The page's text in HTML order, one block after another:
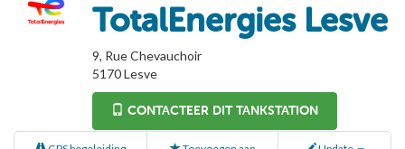
TotalEnergies Lesve
9, Rue Chevauchoir
5170Lesve
CONTACTEER DIT TANKSTATION